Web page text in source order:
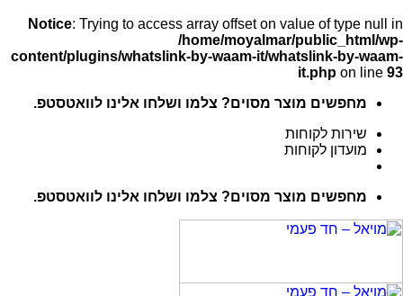
Notice: Trying to access array offset on value of type null in
/home/moyalmar/public_html/wp-
content/plugins/whatslink-by-waam-it/whatslink-by-waam-
it.php on line 93
מחפשים מוצר מסוים? צלמו ושלחו אלינו לוואטסטפ.
שירות לקוחות
מועדון לקוחות
מחפשים מוצר מסוים? צלמו ושלחו אלינו לוואטסטפ.